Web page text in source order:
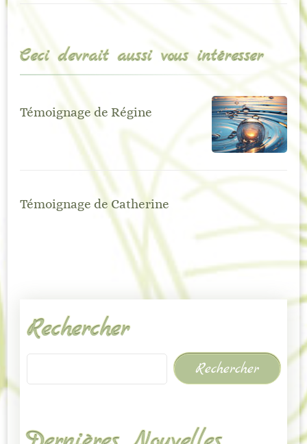
Ceci devrait aussi vous intéresser
Témoignage de Régine
Témoignage de Catherine
Rechercher
Rechercher